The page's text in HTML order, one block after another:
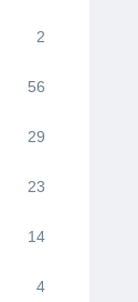
2
56
29
23
14
4